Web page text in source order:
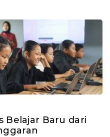
Belajar Baru dari